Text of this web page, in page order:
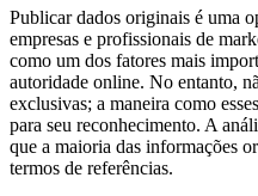
Publicar dados originais é uma
empresas e profissionais de
como um dos fatores mais
autoridade online. No entanto,
exclusivas; a maneira como
para seu reconhecimento. A
que a maioria das informações
termos de referências.